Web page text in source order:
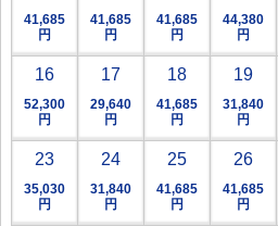
41,685
円
41,685
円
41,685
円
44,380
円
16
52,300
円
17
29,640
円
18
41,685
円
19
31,840
円
23
35,030
円
24
31,840
円
25
41,685
円
26
41,685
円